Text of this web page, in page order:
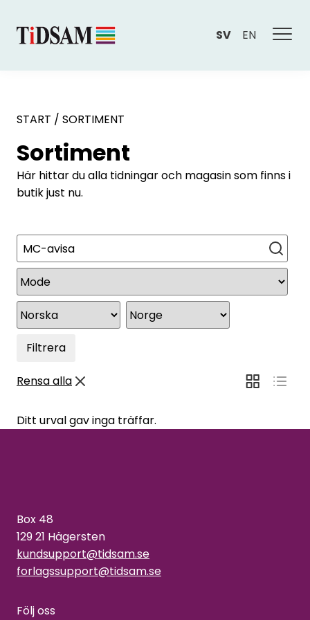
SV EN
START / SORTIMENT
Sortiment
Här hittar du alla tidningar och magasin som finns i
butik just nu.
Sök
Filtrera
Rensa alla
Ditt urval gav inga träffar.
Box 48
129 21 Hägersten
kundsupport@tidsam.se
forlagssupport@tidsam.se
Följ oss